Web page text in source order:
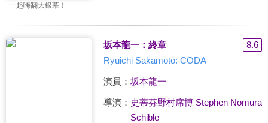
一起嗨翻大銀幕！
坂本龍一：終章
8.6
Ryuichi Sakamoto: CODA
演員： 坂本龍一
導演： 史蒂芬野村席博 Stephen Nomura
Schible